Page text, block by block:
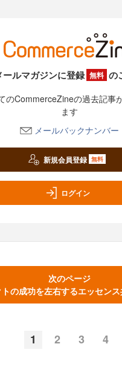
ールマガジンに登録 無料 の
のCommerceZineの過去記事
ます
メールバックナンバー
新規会員登録 無料
ログイン
次のページ
の成功を左右するエッセン
1 2 3 4